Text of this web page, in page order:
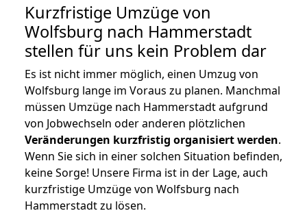
Kurzfristige Umzüge von
Wolfsburg nach Hammerstadt
stellen für uns kein Problem dar
Es ist nicht immer möglich, einen Umzug von
Wolfsburg lange im Voraus zu planen. Manchmal
müssen Umzüge nach Hammerstadt aufgrund
von Jobwechseln oder anderen plötzlichen
Veränderungen kurzfristig organisiert werden.
Wenn Sie sich in einer solchen Situation befinden,
keine Sorge! Unsere Firma ist in der Lage, auch
kurzfristige Umzüge von Wolfsburg nach
Hammerstadt zu lösen.